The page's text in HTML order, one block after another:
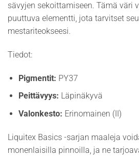
sävyjen sekoittamiseen. Tämä väri
puuttuva elementti, jota tarvitset
mestariteokseesi.
Tiedot:
Pigmentit: PY37
Peittävyys: Läpinäkyvä
Valonkesto: Erinomainen (II)
Liquitex Basics -sarjan maaleja
monenlaisilla pinnoilla, ja ne